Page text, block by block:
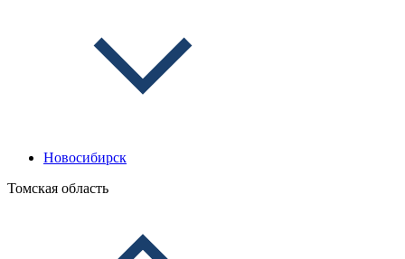
Новосибирск
Томская область